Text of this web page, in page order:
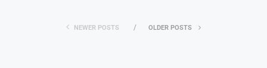
NEWER POSTS OLDER POSTS